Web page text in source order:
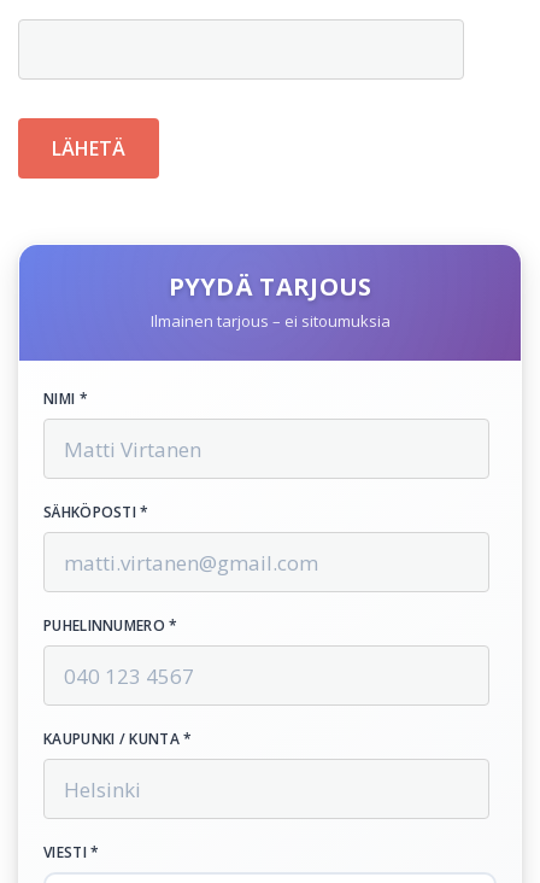
PYYDÄ TARJOUS
Ilmainen tarjous – ei sitoumuksia
NIMI *
SÄHKÖPOSTI *
PUHELINNUMERO *
KAUPUNKI / KUNTA *
VIESTI *